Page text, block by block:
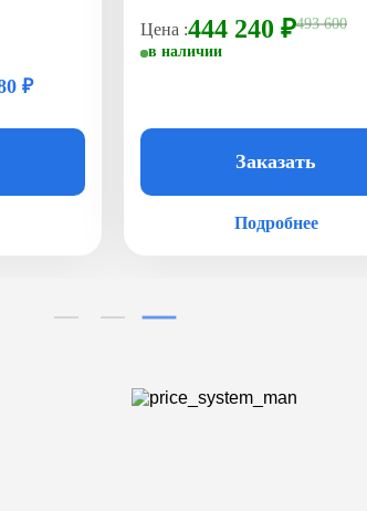
₽
Цена :444 240 ₽
в наличии
493 600
Заказать
Подробнее